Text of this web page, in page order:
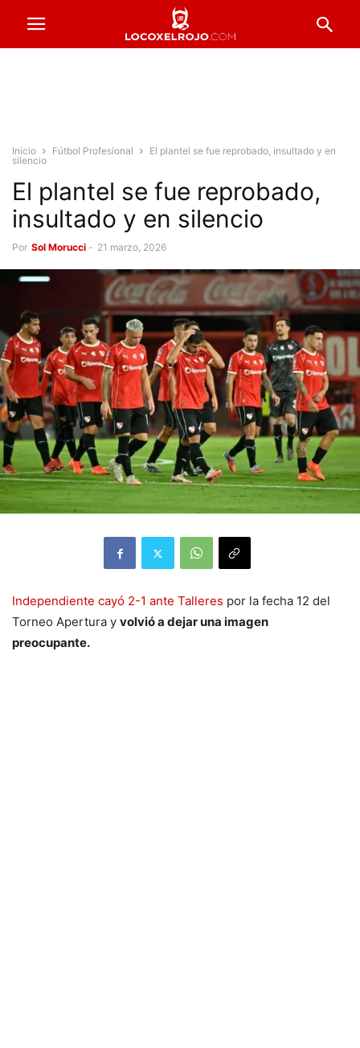
Inicio Fútbol Profesional
El plantel se fue reprobado, insultado y en
silencio
El plantel se fue reprobado,
insultado y en silencio
Por Sol Morucci - 21 marzo, 2026
Independiente cayó 2-1 ante Talleres por la fecha 12 del
Torneo Apertura y volvió a dejar una imagen
preocupante.